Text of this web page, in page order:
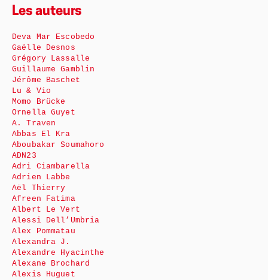
Les auteurs
Deva Mar Escobedo
Gaëlle Desnos
Grégory Lassalle
Guillaume Gamblin
Jérôme Baschet
Lu & Vio
Momo Brücke
Ornella Guyet
A. Traven
Abbas El Kra
Aboubakar Soumahoro
ADN23
Adri Ciambarella
Adrien Labbe
Aël Thierry
Afreen Fatima
Albert Le Vert
Alessi Dell’Umbria
Alex Pommatau
Alexandra J.
Alexandre Hyacinthe
Alexane Brochard
Alexis Huguet